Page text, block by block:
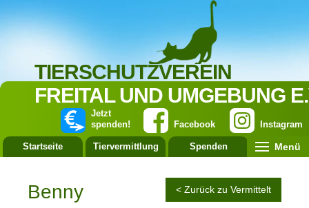
TIERSCHUTZVEREIN
FREITAL UND UMGEBUNG
Instagram
Facebook
Jetzt
spenden!
Startseite Tiervermittlung Spenden Menü
Benny < Zurück zu Vermittelt